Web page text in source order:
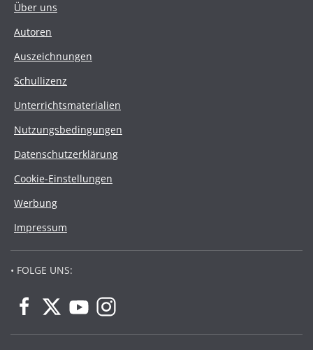
Über uns
Autoren
Auszeichnungen
Schullizenz
Unterrichtsmaterialien
Nutzungsbedingungen
Datenschutzerklärung
Cookie-Einstellungen
Werbung
Impressum
• FOLGE UNS: